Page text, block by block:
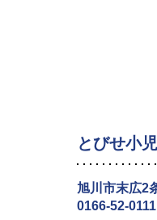
とびせ小
旭川市末広2
0166-52-0111